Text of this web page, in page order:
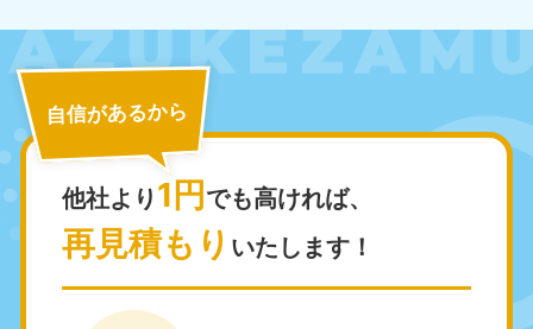
自信があるから
他社より 1円でも高ければ、
再見積もり いたします！
9:00〜19:00 年中無休 9:00〜19:00 年中無休
050-1881-5253
9:00〜19:00 年中無休 9:00〜19:00 年中無休
和歌山県
050-1881-5248
9:00〜19:00 年中無休
中国